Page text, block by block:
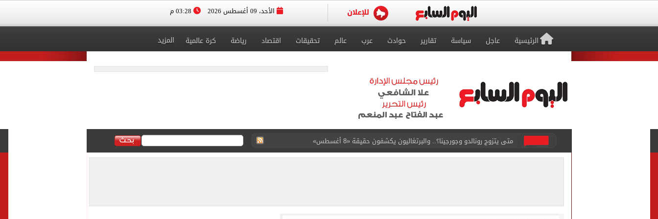
الأحد، 09 أغسطس 2026
الرئيسية عاجل سياسة تقارير حوادث عرب عالم تحقيقات اقتصاد رياضة كرة عالمية المزيد
من سنهوت إلى العالمية.. أقارب عمرو دياب يروون ذكريات الهضبة بالقرية (فيديو)
الجارديان: طرابزون سبور هز عرش أندية إسطنبول بالتعاقد مع محمد صلاح
الأحلام تتحول إلى حقيقة.. طرابزون سبور يحتفل بصفقة محمد صلاح بفيديو جديد